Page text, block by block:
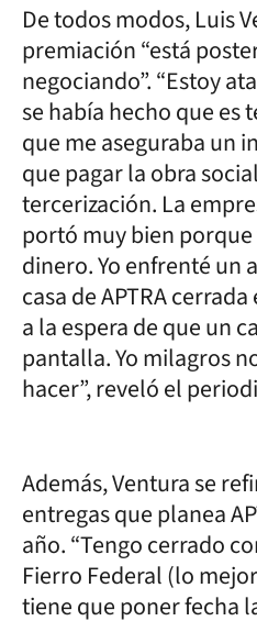
De todos modos, Luis
premiación “está
negociando”. “Estoy
se había hecho que es
que me aseguraba un
que pagar la obra
tercerización. La
portó muy bien
dinero. Yo enfrenté un
casa de APTRA
a la espera de que un
pantalla. Yo milagros
hacer”, reveló el
Además, Ventura se
entregas que planea
año. “Tengo cerrado
Fierro Federal (lo
tiene que poner fecha